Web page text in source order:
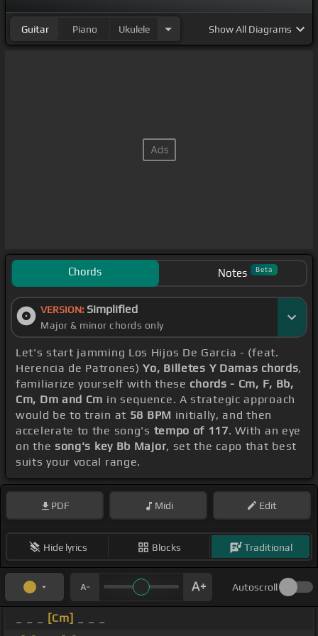
Guitar Piano Ukulele ShowAll Diagrams
Chords Notes Beta
VERSION: Simplified
Major & minor chords only
Let's start jamming Los Hijos De Garcia - (feat.
Herencia de Patrones)Yo, Billetes Y Damas chords,
familiarize yourself with these chords - Cm, F, Bb,
Cm, Dm and Cm in sequence. A strategic approach
would be to train at 58 BPM initially, and then
accelerate to the song's tempo of 117. With an eye
on the song's key Bb Major, set the capo that best
suits your vocal range.
PDF Midi Edit
Hide lyrics Blocks Traditional
Autoscroll
[Cm]